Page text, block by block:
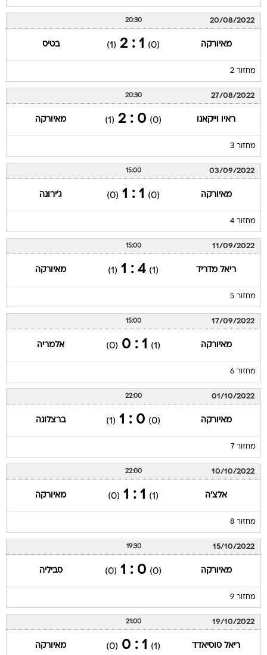
20/08/2022
20:30
מאיורקה (0)
1 : 2
(1) בטיס
מחזור 2
27/08/2022
20:30
ראיו וייקאנו (0)
0 : 2
(1) מאיורקה
מחזור 3
03/09/2022
15:00
מאיורקה (0)
1 : 1
(0) ג'ירונה
מחזור 4
11/09/2022
15:00
ריאל מדריד (1)
4 : 1
(1) מאיורקה
מחזור 5
17/09/2022
15:00
מאיורקה (1)
1 : 0
(0) אלמריה
מחזור 6
01/10/2022
22:00
מאיורקה (0)
0 : 1
(1) ברצלונה
מחזור 7
10/10/2022
22:00
אלצ'ה (1)
1 : 1
(0) מאיורקה
מחזור 8
15/10/2022
19:30
מאיורקה (0)
0 : 1
(0) סביליה
מחזור 9
19/10/2022
21:00
ריאל סוסיאדד (1)
1 : 0
(0) מאיורקה